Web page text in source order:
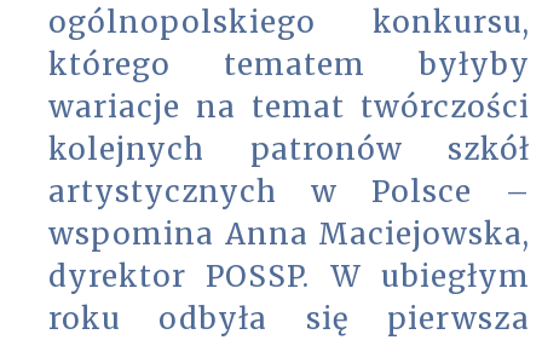
ogólnopolskiego konkursu,
którego tematem byłyby
wariacje na temat twórczości
kolejnych patronów szkół
artystycznych w Polsce –
wspomina Anna Maciejowska,
dyrektor POSSP. W ubiegłym
roku odbyła się pierwsza